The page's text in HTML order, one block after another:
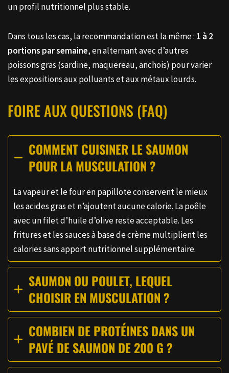
un profil nutritionnel plus stable.
Dans tous les cas, la recommandation est la même : 1 à 2
portions par semaine, en alternant avec d’autres
poissons gras (sardine, maquereau, anchois) pour varier
les expositions aux polluants et aux métaux lourds.
FOIRE AUX QUESTIONS (FAQ)
COMMENT CUISINER LE SAUMON
POUR LA MUSCULATION ?
La vapeur et le four en papillote conservent le mieux
les acides gras et n’ajoutent aucune calorie. La poêle
avec un filet d’huile d’olive reste acceptable. Les
fritures et les sauces à base de crème multiplient les
calories sans apport nutritionnel supplémentaire.
SAUMON OU POULET, LEQUEL
CHOISIR EN MUSCULATION ?
COMBIEN DE PROTÉINES DANS UN
PAVÉ DE SAUMON DE 200 G ?